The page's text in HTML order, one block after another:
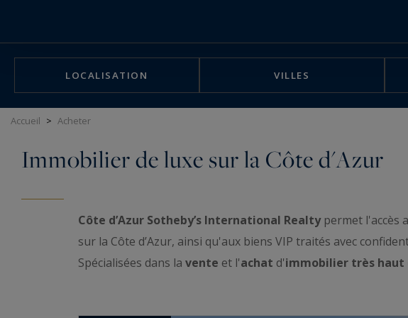
LOCALISATION VILLES
Accueil > Acheter
Immobilier de luxe sur la Côte d'Azur
Côte d’Azur Sotheby’s International Realty permet l'accès
sur la Côte d’Azur, ainsi qu'aux biens VIP traités avec
Spécialisées dans la vente et l'achat d'immobilier très haut